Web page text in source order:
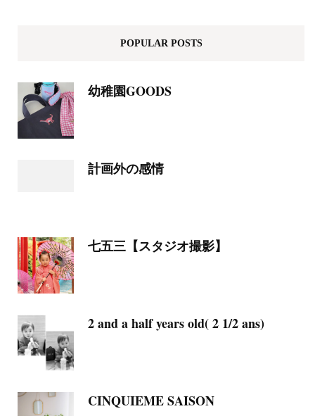
POPULAR POSTS
幼稚園GOODS
計画外の感情
七五三【スタジオ撮影】
2 and a half years old( 2 1/2 ans)
CINQUIEME SAISON